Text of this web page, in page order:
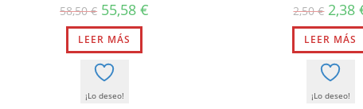
58,50€ El
precio
original
era:
58,50 €.
55,58€
LEER MÁS
¡Lo deseo!
2,50€ El
precio
era:
2,50 €.
2,38
LEER MÁS
¡Lo deseo!